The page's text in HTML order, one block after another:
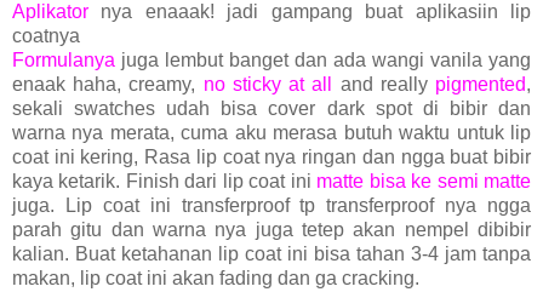
Aplikator nya enaaak! jadi gampang buat aplikasiin lip
coatnya
Formulanya juga lembut banget dan ada wangi vanila yang
enaak haha, creamy, no sticky at all and really pigmented,
sekali swatches udah bisa cover dark spot di bibir dan
warna nya merata, cuma aku merasa butuh waktu untuk lip
coat ini kering, Rasa lip coat nya ringan dan ngga buat bibir
kaya ketarik. Finish dari lip coat ini matte bisa ke semi matte
juga. Lip coat ini transferproof tp transferproof nya ngga
parah gitu dan warna nya juga tetep akan nempel dibibir
kalian. Buat ketahanan lip coat ini bisa tahan 3-4 jam tanpa
makan, lip coat ini akan fading dan ga cracking.